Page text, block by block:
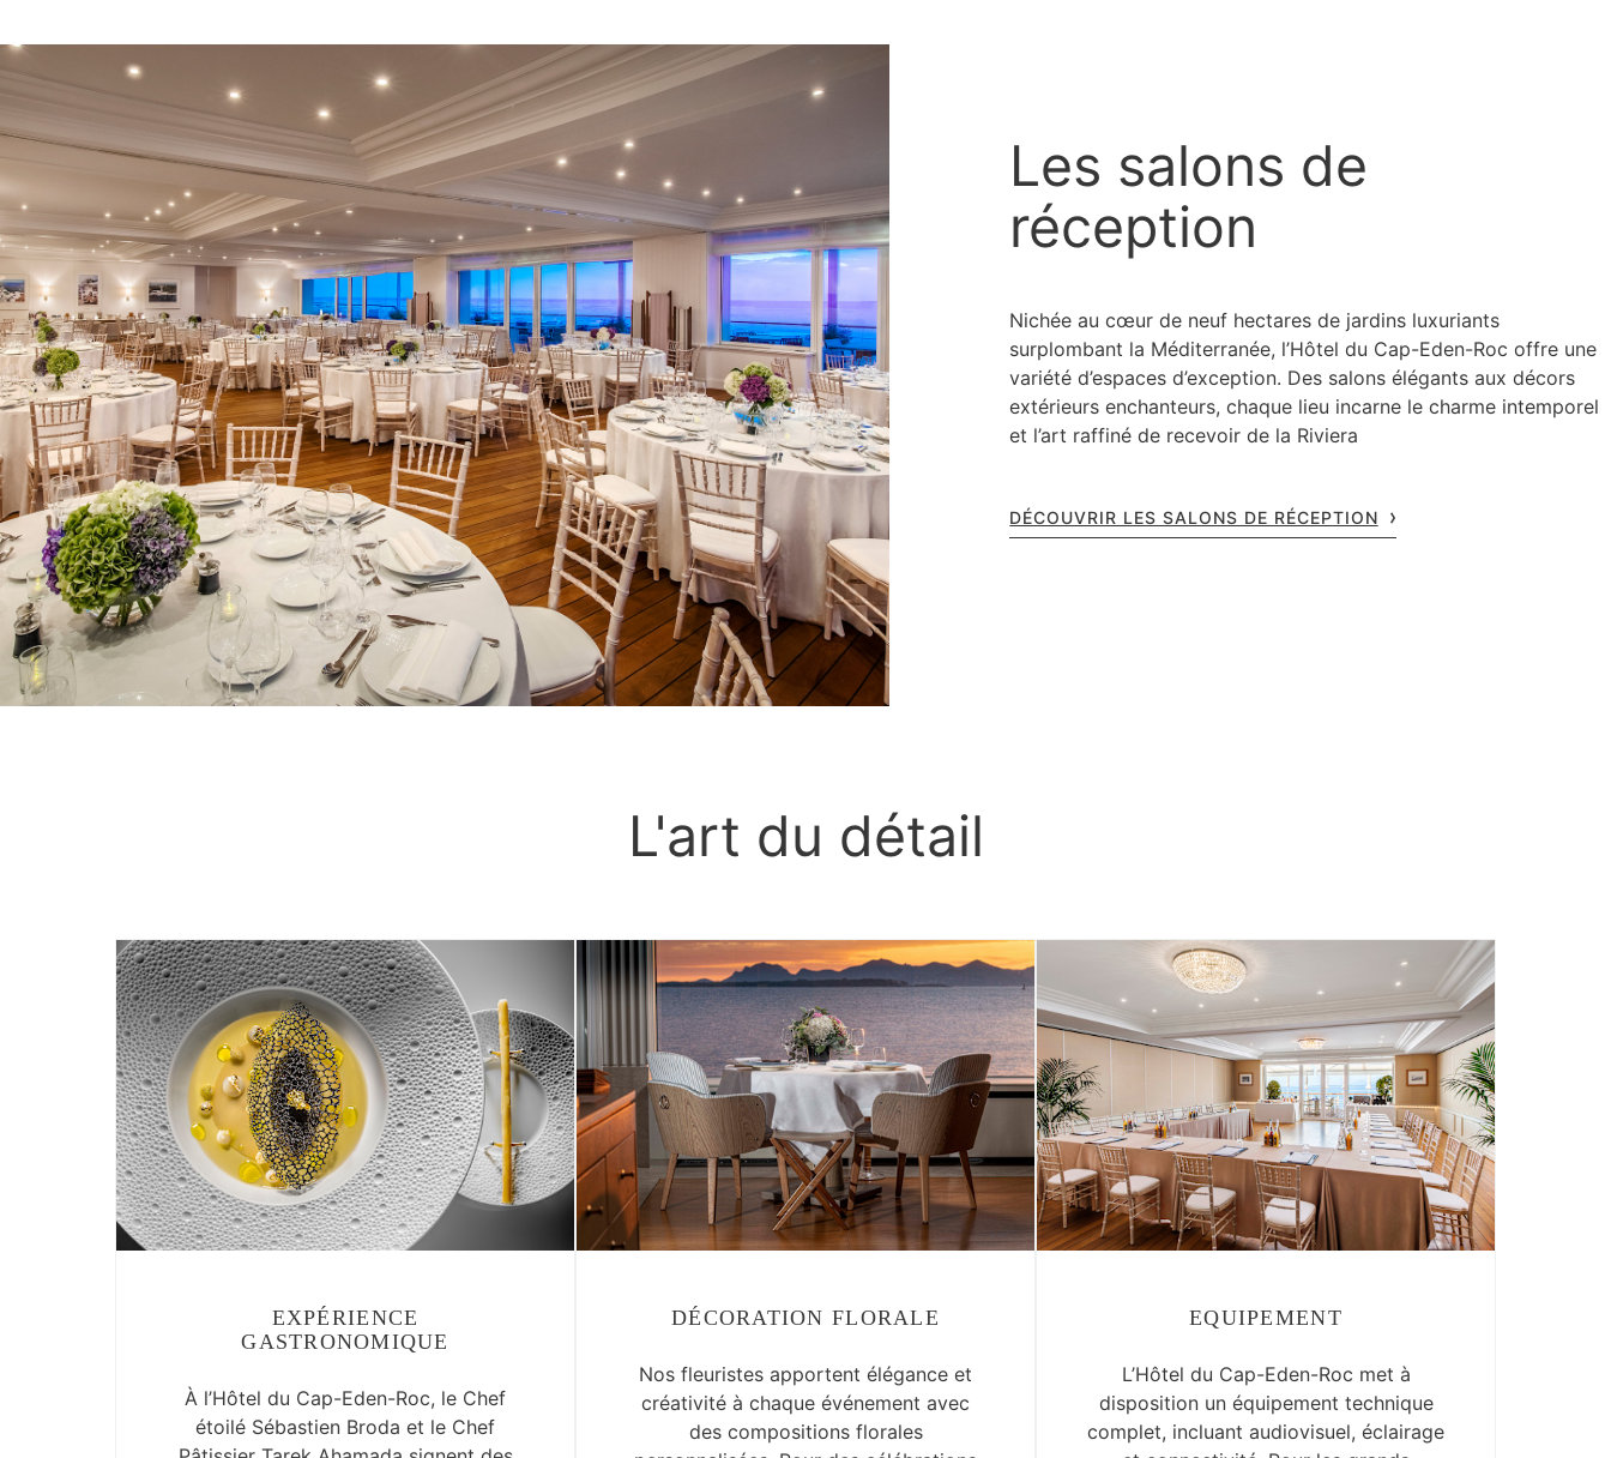
Les salons de
réception
Nichée au cœur de neuf hectares de jardins luxuriants
surplombant la Méditerranée, l’Hôtel du Cap-Eden-Roc offre une
variété d’espaces d’exception. Des salons élégants aux décors
extérieurs enchanteurs, chaque lieu incarne le charme intemporel
et l’art raffiné de recevoir de la Riviera
DÉCOUVRIR LES SALONS DE RÉCEPTION
L'art du détail
EXPÉRIENCE
GASTRONOMIQUE
À l’Hôtel du Cap-Eden-Roc, le Chef
étoilé Sébastien Broda et le Chef
DÉCORATION FLORALE
Nos fleuristes apportent élégance et
créativité à chaque événement avec
des compositions florales
EQUIPEMENT
L’Hôtel du Cap-Eden-Roc met à
disposition un équipement technique
complet, incluant audiovisuel, éclairage